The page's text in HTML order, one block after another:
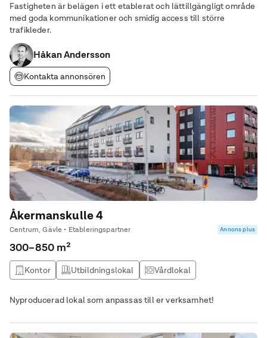
Fastigheten är belägen i ett etablerat och lättillgängligt område
med goda kommunikationer och smidig access till större
trafikleder.
Håkan Andersson
Kontakta annonsören
Åkermanskulle 4
Centrum, Gävle • Etableringspartner Annons plus
300–850 m²
Kontor Utbildningslokal
Vårdlokal
Nyproducerad lokal som anpassas till er verksamhet!